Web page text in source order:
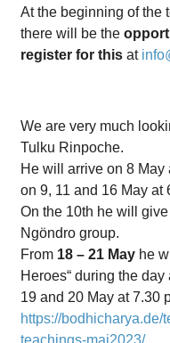
At the beginning of the
there will be the
register for this at
We are very much
Tulku Rinpoche.
He will arrive on 8
on 9, 11 and 16 May at
On the 10th he will
Ngöndro group.
From 18 – 21 May he
Heroes“ during the
19 and 20 May at 7.30
https://bodhicharya.de/
teachings-mai2023/